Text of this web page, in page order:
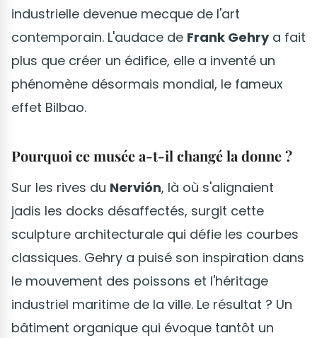
industrielle devenue mecque de l'art
contemporain. L'audace de Frank Gehrya fait
plus que créer un édifice, elle a inventé un
phénomène désormais mondial, le fameux
effet Bilbao.
Pourquoi ce musée a-t-il changé la donne ?
Sur les rives du Nervión, là où s'alignaient
jadis les docks désaffectés, surgit cette
sculpture architecturale qui défie les courbes
classiques. Gehry a puisé son inspiration dans
le mouvement des poissons et l'héritage
industriel maritime de la ville. Le résultat ? Un
bâtiment organique qui évoque tantôt un